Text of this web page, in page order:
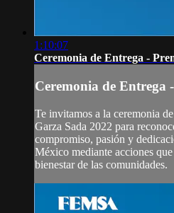
1:10:07
Ceremonia de Entrega -
Ceremonia de Entrega
Te invitamos a la ceremonia
Garza Sada 2022 para
compromiso, pasión y
México mediante acciones
bienestar de las comunidades.